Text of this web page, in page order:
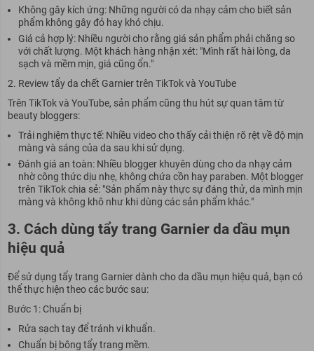
Không gây kích ứng: Những người có da nhạy cảm cho biết sản
phẩm không gây đỏ hay khó chịu.
Giá cả hợp lý: Nhiều người cho rằng giá sản phẩm phải chăng so
với chất lượng. Một khách hàng nhận xét: "Mình rất hài lòng, da
sạch và mềm mịn, giá cũng ổn."
Review tẩy da chết Garnier trên TikTok và YouTube
Trên TikTok và YouTube, sản phẩm cũng thu hút sự quan tâm từ
beauty bloggers:
Trải nghiệm thực tế: Nhiều video cho thấy cải thiện rõ rệt về độ mịn
màng và sáng của da sau khi sử dụng.
Đánh giá an toàn: Nhiều blogger khuyên dùng cho da nhạy cảm
nhờ công thức dịu nhẹ, không chứa cồn hay paraben. Một blogger
trên TikTok chia sẻ: "Sản phẩm này thực sự đáng thử, da mình mịn
màng và không khô như khi dùng các sản phẩm khác."
3. Cách dùng tẩy trang Garnier da dầu mụn
hiệu quả
Để sử dụng tẩy trang Garnier dành cho da dầu mụn hiệu quả, bạn có
thể thực hiện theo các bước sau:
Bước 1: Chuẩn bị
Rửa sạch tay để tránh vi khuẩn.
Chuẩn bị bông tẩy trang mềm.